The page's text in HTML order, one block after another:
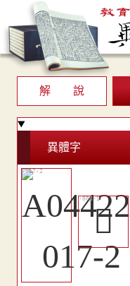
解 說
異體字
󶘠